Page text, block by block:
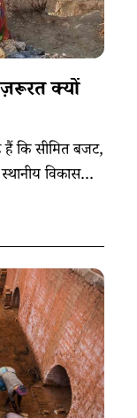
ज़रूरत क्यों
कि सीमित बजट,
विकास
निभाता है।